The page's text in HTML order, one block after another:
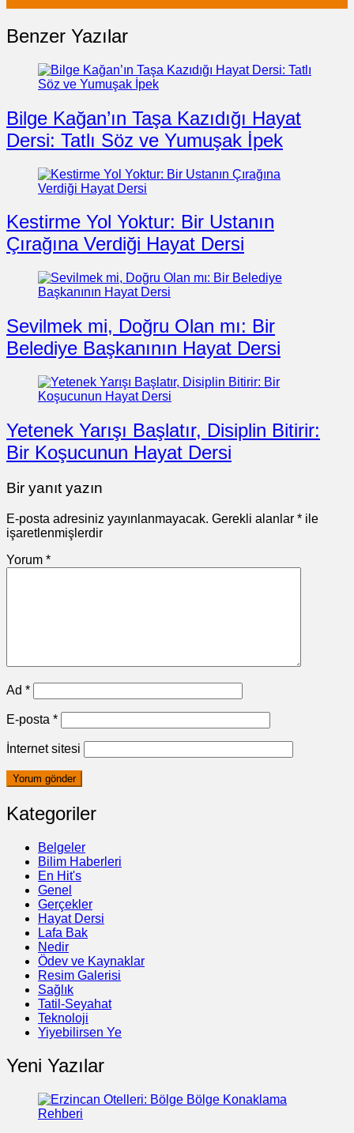
Benzer Yazılar
Bilge Kağan’ın Taşa Kazıdığı Hayat
Dersi: Tatlı Söz ve Yumuşak İpek
Kestirme Yol Yoktur: Bir Ustanın
Çırağına Verdiği Hayat Dersi
Sevilmek mi, Doğru Olan mı: Bir
Belediye Başkanının Hayat Dersi
Yetenek Yarışı Başlatır, Disiplin Bitirir:
Bir Koşucunun Hayat Dersi
Bir yanıt yazın
E-posta adresiniz yayınlanmayacak. Gerekli alanlar * ile
işaretlenmişlerdir
Yorum *
Ad *
E-posta *
İnternet sitesi
Kategoriler
Belgeler
Bilim Haberleri
En Hit's
Genel
Gerçekler
Hayat Dersi
Lafa Bak
Nedir
Ödev ve Kaynaklar
Resim Galerisi
Sağlık
Tatil-Seyahat
Teknoloji
Yiyebilirsen Ye
Yeni Yazılar